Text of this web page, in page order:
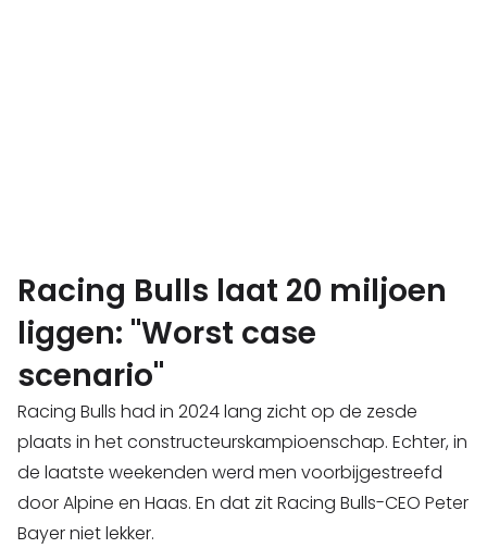
Racing Bulls laat 20 miljoen
liggen: "Worst case
scenario"
Racing Bulls had in 2024 lang zicht op de zesde
plaats in het constructeurskampioenschap. Echter, in
de laatste weekenden werd men voorbijgestreefd
door Alpine en Haas. En dat zit Racing Bulls-CEO Peter
Bayer niet lekker.